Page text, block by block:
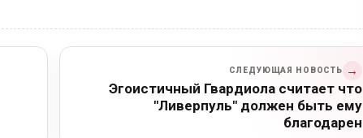
СЛЕДУЮЩАЯ НОВОСТЬ →
Эгоистичный Гвардиола считает что
"Ливерпуль" должен быть ему
благодарен